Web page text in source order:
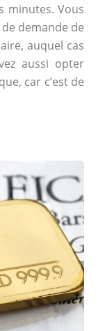
minutes. Vous
demande de
auquel cas
aussi opter
car c’est de